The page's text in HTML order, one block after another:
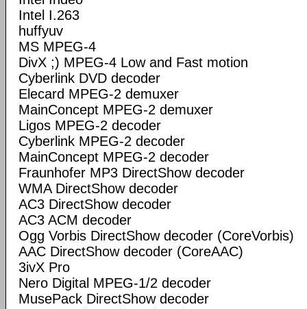
Intel I.263
huffyuv
MS MPEG-4
DivX ;) MPEG-4 Low and Fast motion
Cyberlink DVD decoder
Elecard MPEG-2 demuxer
MainConcept MPEG-2 demuxer
Ligos MPEG-2 decoder
Cyberlink MPEG-2 decoder
MainConcept MPEG-2 decoder
Fraunhofer MP3 DirectShow decoder
WMA DirectShow decoder
AC3 DirectShow decoder
AC3 ACM decoder
Ogg Vorbis DirectShow decoder (CoreVorbis)
AAC DirectShow decoder (CoreAAC)
3ivX Pro
Nero Digital MPEG-1/2 decoder
MusePack DirectShow decoder